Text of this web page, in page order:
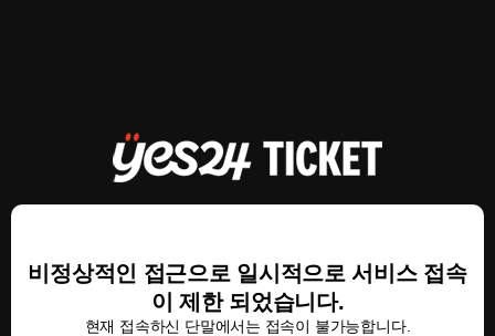
비정상적인 접근으로 일시적으로 서비스 접속
이 제한 되었습니다.
현재 접속하신 단말에서는 접속이 불가능합니다.